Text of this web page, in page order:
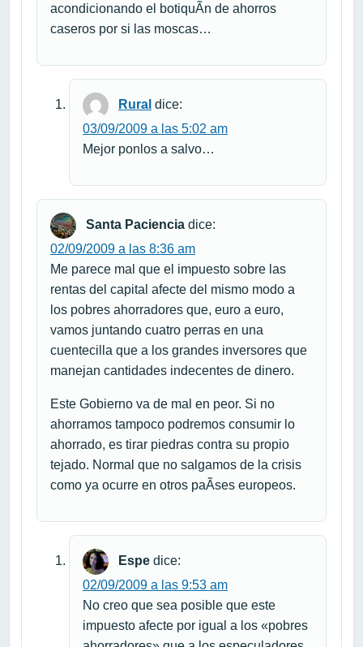
acondicionando el botiquÃ­n de ahorros
caseros por si las moscas…
Rural dice:
03/09/2009 a las 5:02 am
Mejor ponlos a salvo…
Santa Paciencia dice:
02/09/2009 a las 8:36 am
Me parece mal que el impuesto sobre las
rentas del capital afecte del mismo modo a
los pobres ahorradores que, euro a euro,
vamos juntando cuatro perras en una
cuentecilla que a los grandes inversores que
manejan cantidades indecentes de dinero.
Este Gobierno va de mal en peor. Si no
ahorramos tampoco podremos consumir lo
ahorrado, es tirar piedras contra su propio
tejado. Normal que no salgamos de la crisis
como ya ocurre en otros paÃ­ses europeos.
Espe dice:
02/09/2009 a las 9:53 am
No creo que sea posible que este
impuesto afecte por igual a los «pobres